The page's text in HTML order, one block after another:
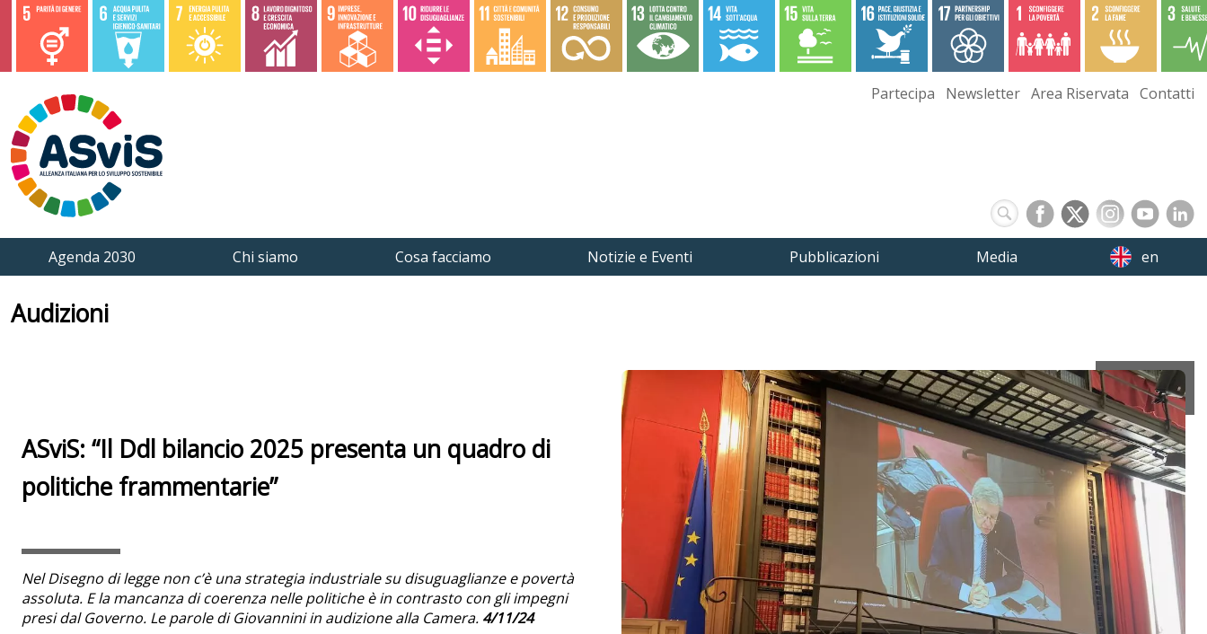
Partecipa Newsletter Area Riservata Contatti
Agenda 2030 Chi siamo Cosa facciamo Notizie e Eventi Pubblicazioni Media en
Audizioni
ASviS: “Il Ddl bilancio 2025 presenta un quadro di
politiche frammentarie”
Nel Disegno di legge non c’è una strategia industriale su disuguaglianze e povertà
assoluta. E la mancanza di coerenza nelle politiche è in contrasto con gli impegni
presi dal Governo. Le parole diGiovannini in audizione alla Camera. 4/11/24